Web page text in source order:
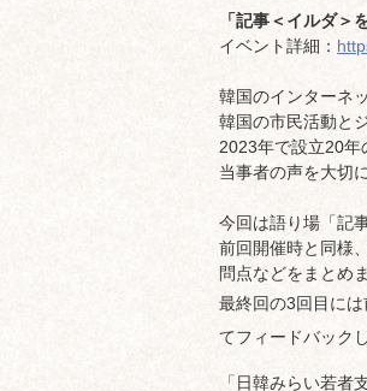
「記事＜イルダ＞
イベント詳細：
韓国のインターネ
韓国の市民活動と
2023年で設立20年
当事者の声を大切
今回は語り場「記
前回開催時と同様
問点などをまとめま
最終回の3回目に
てフィードバック
「日韓みらい若